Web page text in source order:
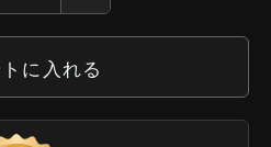
に入れる